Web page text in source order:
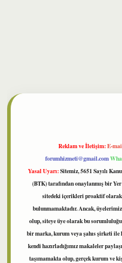
Reklam ve İletişim:E-
forumhizmeti@gmail.com
Yasal Uyarı:Sitemiz, 5651 Sayılı
(BTK) tarafından onaylanmış bir
sitedeki içerikleri proaktif olarak
bulunmamaktadır. Ancak,
olup, siteye üye olarak bu
bir marka, kurum veya şahıs şirketi ile
kendi hazırladığımız makaleler
taşımamakta olup, gerçek kurum ve